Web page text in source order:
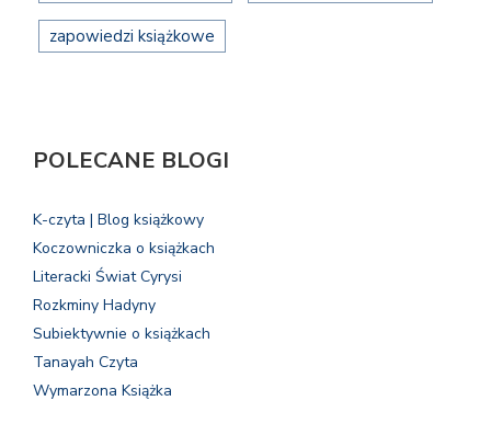
zapowiedzi książkowe
POLECANE BLOGI
K-czyta | Blog książkowy
Koczowniczka o książkach
Literacki Świat Cyrysi
Rozkminy Hadyny
Subiektywnie o książkach
Tanayah Czyta
Wymarzona Książka